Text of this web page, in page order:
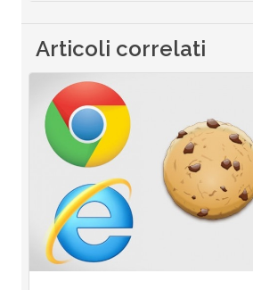
Articoli correlati